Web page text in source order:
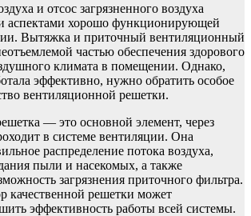
и отсос загрязненного воздуха
аспектами хорошо функционирующей
Вытяжка и приточный вентиляционный
частью обеспечения здорового
климата в помещении. Однако,
эффективно, нужно обратить особое
вентиляционной решетки.
— это основной элемент, через
в системе вентиляции. Она
распределение потока воздуха,
пыли и насекомых, а также
загрязнения приточного фильтра.
качественной решетки может
эффективность работы всей системы.